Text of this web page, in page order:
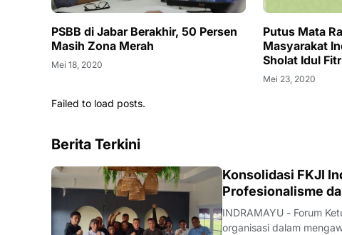
PSBB di Jabar Berakhir, 50 Persen
Masih Zona Merah
Mei 18, 2020
Putus Mata
Masyarakat
Sholat Idul
Mei 23, 2020
Failed to load posts.
Berita Terkini
Konsolidasi FKJI
Profesionalisme
INDRAMAYU - Forum
organisasi dalam